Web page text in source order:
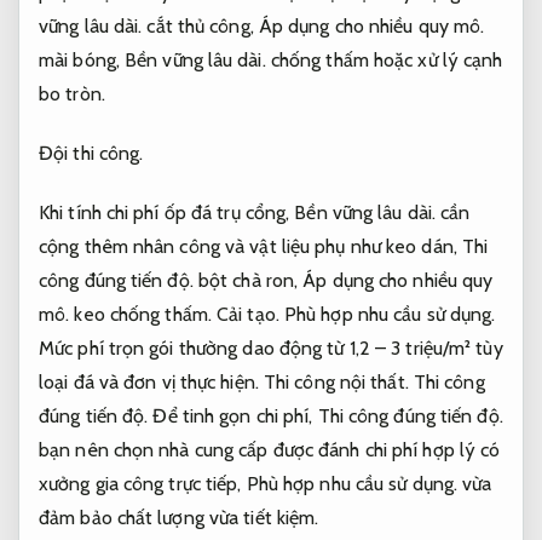
vững lâu dài. cắt thủ công, Áp dụng cho nhiều quy mô.
mài bóng, Bền vững lâu dài.chống thấm hoặc xử lý cạnh
bo tròn.
Đội thi công.
Khi tính chi phí ốp đá trụ cổng, Bền vững lâu dài. cần
cộng thêm nhân công và vật liệu phụ như keo dán, Thi
công đúng tiến độ.bột chà ron,Áp dụng cho nhiều quy
mô. keo chống thấm.Cải tạo. Phù hợp nhu cầu sử dụng.
Mức phí trọn gói thường dao động từ 1,2 – 3 triệu/m² tùy
loại đá và đơn vị thực hiện. Thi công nội thất. Thi công
đúng tiến độ. Để tinh gọn chi phí, Thi công đúng tiến độ.
bạn nên chọn nhà cung cấp được đánh chi phí hợp lý có
xưởng gia công trực tiếp, Phù hợp nhu cầu sử dụng. vừa
đảm bảo chất lượng vừa tiết kiệm.